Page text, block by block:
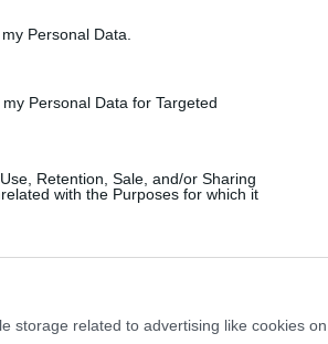
Personal Data.
Personal Data for Targeted
Retention, Sale, and/or Sharing
with the Purposes for which it
storage related to advertising like cookies on
Pinterest
hogy bizony,
mint mi.
nap után,